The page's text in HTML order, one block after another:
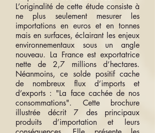
L’originalité de cette étude consiste à
ne plus seulement mesurer les
importations en euros et en tonnes
mais en surfaces, éclairant les enjeux
environnementaux sous un angle
nouveau. La France est exportatrice
nette de 2,7 millions d’hectares.
Néanmoins, ce solde positif cache
de nombreux flux d’imports et
d’exports : "La face cachée de nos
consommations". Cette brochure
illustrée décrit 7 des principaux
produits d’importation et leurs